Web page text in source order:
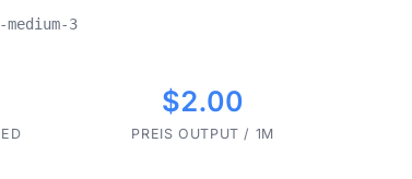
3
$2.00
PREIS OUTPUT / 1M